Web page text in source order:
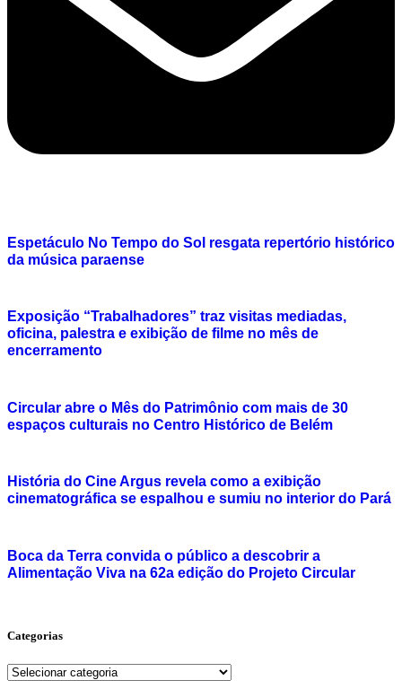
Espetáculo No Tempo do Sol resgata repertório histórico
da música paraense
Exposição “Trabalhadores” traz visitas mediadas,
oficina, palestra e exibição de filme no mês de
encerramento
Circular abre o Mês do Patrimônio com mais de 30
espaços culturais no Centro Histórico de Belém
História do Cine Argus revela como a exibição
cinematográfica se espalhou e sumiu no interior do Pará
Boca da Terra convida o público a descobrir a
Alimentação Viva na 62a edição do Projeto Circular
Categorias
Categorias